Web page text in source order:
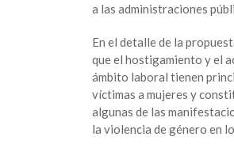
a las administraciones
En el detalle de la
que el hostigamiento y el
ámbito laboral tienen
víctimas a mujeres y
algunas de las
la violencia de género en